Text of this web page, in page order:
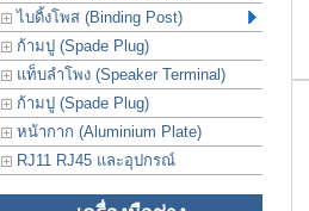
ไบดิ้งโพส (Binding Post)
ก้ามปู (Spade Plug)
แท็บลำโพง (Speaker Terminal)
ก้ามปู (Spade Plug)
หน้ากาก (Aluminium Plate)
RJ11 RJ45 และอุปกรณ์